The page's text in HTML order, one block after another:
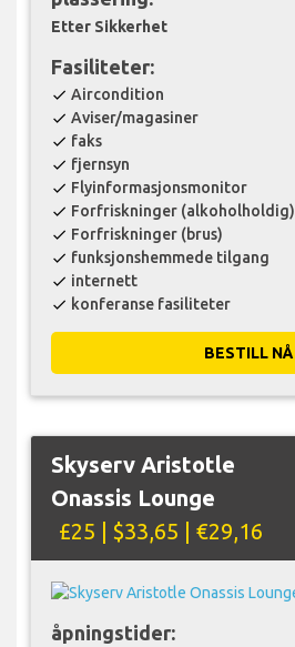
Etter Sikkerhet
Fasiliteter:
check Aircondition
check Aviser/magasiner
check faks
check fjernsyn
check Flyinformasjonsmonitor
check Forfriskninger (alkoholholdig)
check Forfriskninger (brus)
check funksjonshemmede tilgang
check internett
check konferanse fasiliteter
BESTILL NÅ
Skyserv Aristotle
Onassis Lounge
£25 | $33,65 | €29,16
åpningstider: